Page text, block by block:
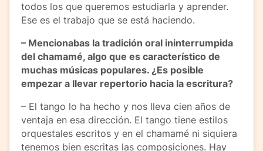
todos los que queremos estudiarla y aprender.
Ese es el trabajo que se está haciendo.
– Mencionabas la tradición oral ininterrumpida
del chamamé, algo que es característico de
muchas músicas populares. ¿Es posible
empezar a llevar repertorio hacia la escritura?
– El tango lo ha hecho y nos lleva cien años de
ventaja en esa dirección. El tango tiene estilos
orquestales escritos y en el chamamé ni siquiera
tenemos bien escritas las composiciones. Hay